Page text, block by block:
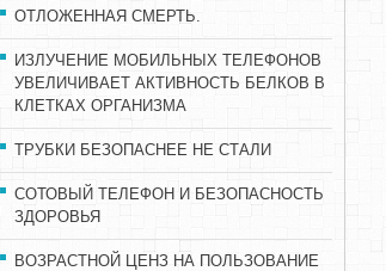
ОТЛОЖЕННАЯ СМЕРТЬ.
ИЗЛУЧЕНИЕ МОБИЛЬНЫХ ТЕЛЕФОНОВ
УВЕЛИЧИВАЕТ АКТИВНОСТЬ БЕЛКОВ В
КЛЕТКАХ ОРГАНИЗМА
ТРУБКИ БЕЗОПАСНЕЕ НЕ СТАЛИ
СОТОВЫЙ ТЕЛЕФОН И БЕЗОПАСНОСТЬ
ЗДОРОВЬЯ
ВОЗРАСТНОЙ ЦЕНЗ НА ПОЛЬЗОВАНИЕ